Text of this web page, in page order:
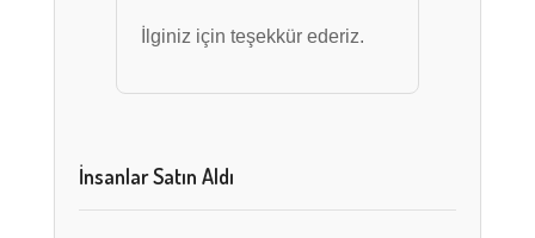
İlginiz için teşekkür ederiz.
İnsanlar Satın Aldı